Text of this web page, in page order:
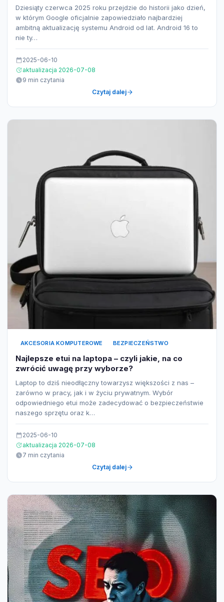
Dziesiąty czerwca 2025 roku przejdzie do historii jako dzień,
w którym Google oficjalnie zapowiedziało najbardziej
ambitną aktualizację systemu Android od lat. Android 16 to
nie ty…
2025-06-10
aktualizacja 2026-07-08
9 min czytania
Czytaj dalej
AKCESORIA KOMPUTEROWE BEZPIECZEŃSTWO
Najlepsze etui na laptopa – czyli jakie, na co
zwrócić uwagę przy wyborze?
Laptop to dziś nieodłączny towarzysz większości z nas –
zarówno w pracy, jak i w życiu prywatnym. Wybór
odpowiedniego etui może zadecydować o bezpieczeństwie
naszego sprzętu oraz k…
2025-06-10
aktualizacja 2026-07-08
7 min czytania
Czytaj dalej